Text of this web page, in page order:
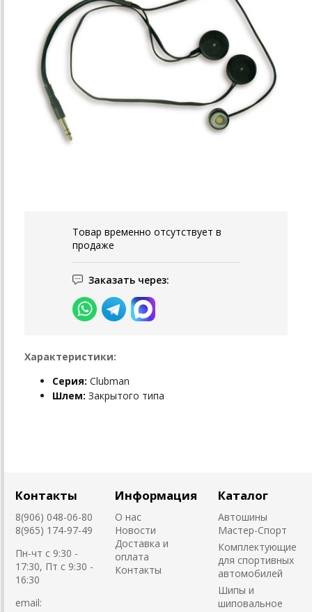
Товар временно отсутствует в
продаже
Заказать через:
Характеристики:
Серия: Clubman
Шлем: Закрытого типа
Контакты
8(906) 048-06-80
8(965) 174-97-49
Пн-чт с 9:30 -
17:30, Пт с 9:30 -
16:30
email:
Информация
О нас
Новости
Доставка и
оплата
Контакты
Каталог
Автошины
Мастер-Спорт
Комплектующие
для спортивных
автомобилей
Шипы и
шиповальное